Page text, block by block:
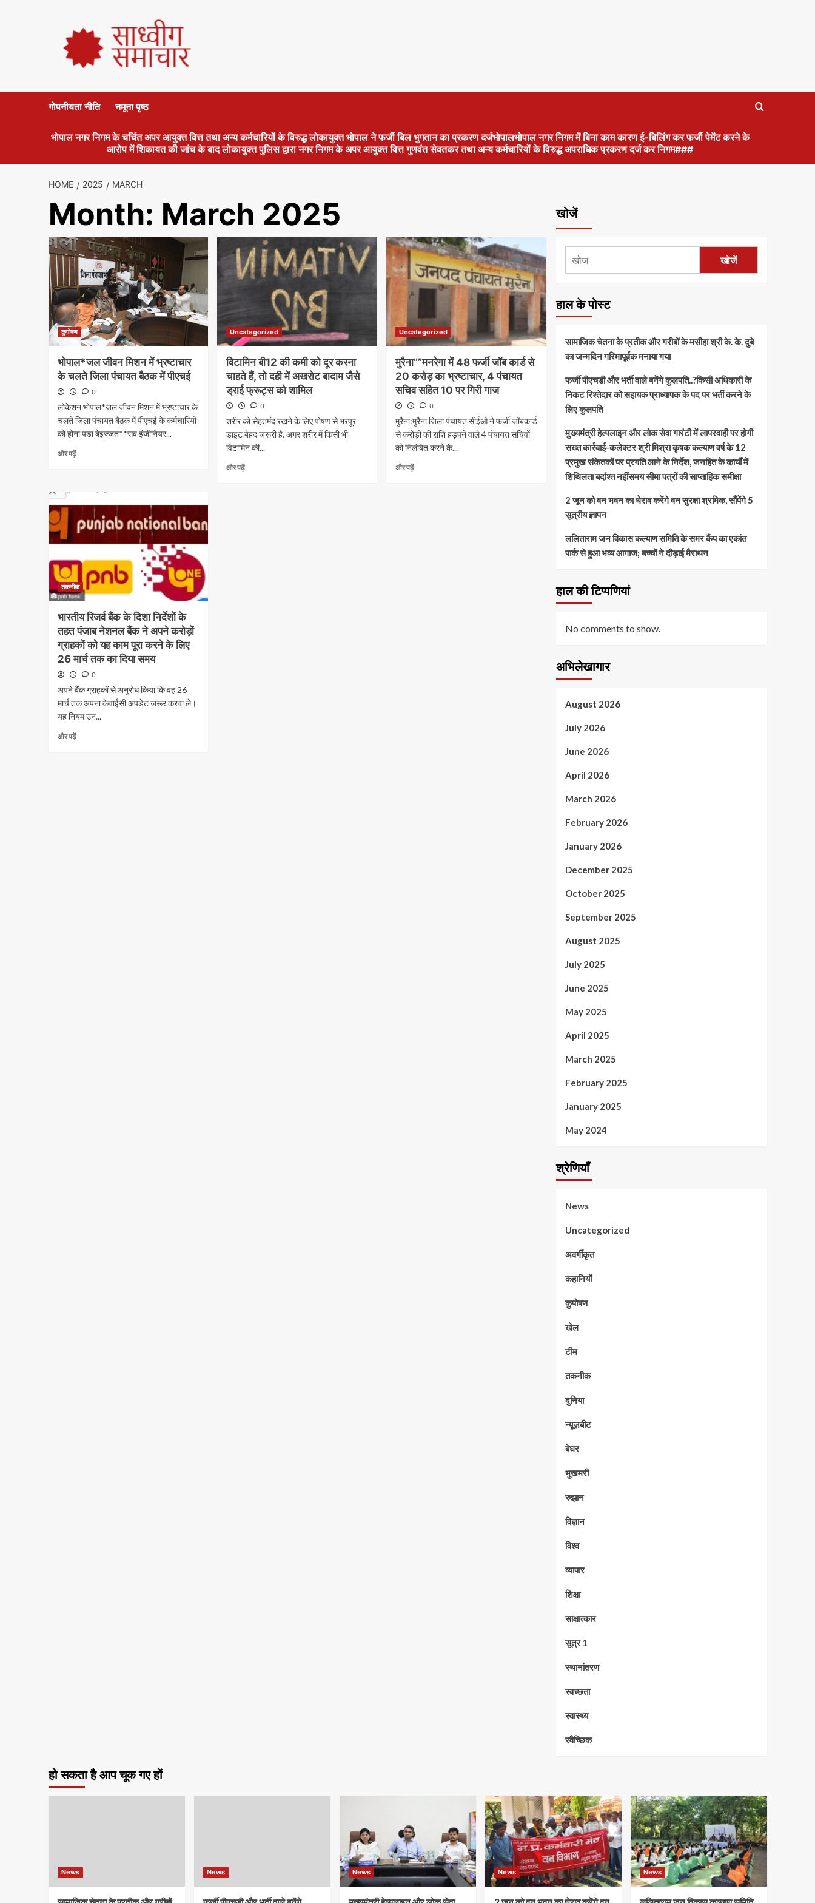
गोपनीयता नीति नमूना पृष्ठ
भोपाल नगर निगम के चर्चित अपर आयुक्त वित्त तथा अन्य कर्मचारियों के विरुद्ध लोकायुक्त भोपाल ने फर्जी बिल भुगतान का प्रकरण दर्जभोपालभोपाल नगर निगम में बिना काम कारण ई-बिलिंग कर फर्जी पेमेंट करने के
आरोप में शिकायत की जांच के बाद लोकायुक्त पुलिस द्वारा नगर निगम के अपर आयुक्त वित्त गुणवंत सेवतकर तथा अन्य कर्मचारियों के विरुद्ध अपराधिक प्रकरण दर्ज कर निगम###
HOME 2025 MARCH
Month: March 2025
कुपोषण
भोपाल*जल जीवन मिशन में भ्रष्टाचार
के चलते जिला पंचायत बैठक में पीएचई
0
लोकेशन भोपाल*जल जीवन मिशन में भ्रष्टाचार के
चलते जिला पंचायत बैठक में पीएचई के कर्मचारियों
को होना पड़ा बेइज्जत**सब इंजीनियर...
और पढ़ें
Uncategorized
विटामिन बी12 की कमी को दूर करना
चाहते हैं, तो दही में अखरोट बादाम जैसे
ड्राई फ्रूट्स को शामिल
0
शरीर को सेहतमंद रखने के लिए पोषण से भरपूर
डाइट बेहद जरूरी है. अगर शरीर में किसी भी
विटामिन की...
और पढ़ें
Uncategorized
मुरैना””मनरेगा में 48 फर्जी जॉब कार्ड से
20 करोड़ का भ्रष्टाचार, 4 पंचायत
सचिव सहित 10 पर गिरी गाज
0
मुरैना:मुरैना जिला पंचायत सीईओ ने फर्जी जॉबकार्ड
से करोड़ों की राशि हड़पने वाले 4 पंचायत सचिवों
को निलंबित करने के...
और पढ़ें
तकनीक
भारतीय रिजर्व बैंक के दिशा निर्देशों के
तहत पंजाब नेशनल बैंक ने अपने करोड़ों
ग्राहकों को यह काम पूरा करने के लिए
26 मार्च तक का दिया समय
0
अपने बैंक ग्राहकों से अनुरोध किया कि वह 26
मार्च तक अपना केवाईसी अपडेट जरूर करवा ले।
यह नियम उन...
और पढ़ें
खोजें
खोजें
हाल के पोस्ट
सामाजिक चेतना के प्रतीक और गरीबों के मसीहा श्री के. के. दुबे
का जन्मदिन गरिमापूर्वक मनाया गया
फर्जी पीएचडी और भर्ती वाले बनेंगे कुलपति..?किसी अधिकारी के
निकट रिश्तेदार को सहायक प्राध्यापक के पद पर भर्ती करने के
लिए कुलपति
मुख्यमंत्री हेल्पलाइन और लोक सेवा गारंटी में लापरवाही पर होगी
सख्त कार्रवाई-कलेक्टर श्री मिश्रा कृषक कल्याण वर्ष के 12
प्रमुख संकेतकों पर प्रगति लाने के निर्देश, जनहित के कार्यों में
शिथिलता बर्दाश्त नहींसमय सीमा पत्रों की साप्ताहिक समीक्षा
​2 जून को वन भवन का घेराव करेंगे वन सुरक्षा श्रमिक, सौंपेंगे 5
सूत्रीय ज्ञापन
ललिताराम जन विकास कल्याण समिति के समर कैंप का एकांत
पार्क से हुआ भव्य आगाज; बच्चों ने दौड़ाई मैराथन
हाल की टिप्पणियां
No comments to show.
अभिलेखागार
August 2026
July 2026
June 2026
April 2026
March 2026
February 2026
January 2026
December 2025
October 2025
September 2025
August 2025
July 2025
June 2025
May 2025
April 2025
March 2025
February 2025
January 2025
May 2024
श्रेणियाँ
News
Uncategorized
अवर्गीकृत
कहानियों
कुपोषण
खेल
टीम
तकनीक
दुनिया
न्यूज़बीट
बेघर
भुखमरी
रुझान
विज्ञान
विश्व
व्यापार
शिक्षा
साक्षात्कार
सूत्र 1
स्थानांतरण
स्वच्छता
स्वास्थ्य
स्वैच्छिक
हो सकता है आप चूक गए हों
News News News News News